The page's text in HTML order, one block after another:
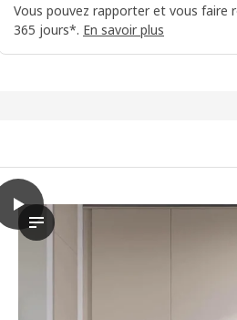
Vous pouvez rapporter et vous faire
365 jours*. En savoir plus
play
Dans la vidéo, nous voyons une
METOD / MAXIMERA Élément bas